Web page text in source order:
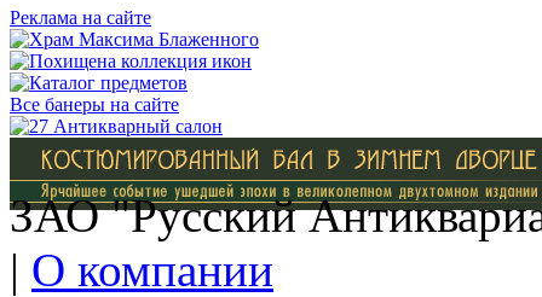
Реклама на сайте
Все банеры на сайте
ЗАО "Русский
| О компании